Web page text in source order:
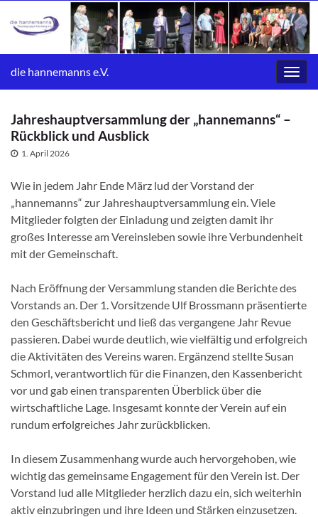
die hannemanns e.V.
Jahreshauptversammlung der „hannemanns“ –
Rückblick und Ausblick
1. April 2026
Wie in jedem Jahr Ende März lud der Vorstand der
„hannemanns“ zur Jahreshauptversammlung ein. Viele
Mitglieder folgten der Einladung und zeigten damit ihr
großes Interesse am Vereinsleben sowie ihre Verbundenheit
mit der Gemeinschaft.
Nach Eröffnung der Versammlung standen die Berichte des
Vorstands an. Der 1. Vorsitzende Ulf Brossmann präsentierte
den Geschäftsbericht und ließ das vergangene Jahr Revue
passieren. Dabei wurde deutlich, wie vielfältig und erfolgreich
die Aktivitäten des Vereins waren. Ergänzend stellte Susan
Schmorl, verantwortlich für die Finanzen, den Kassenbericht
vor und gab einen transparenten Überblick über die
wirtschaftliche Lage. Insgesamt konnte der Verein auf ein
rundum erfolgreiches Jahr zurückblicken.
In diesem Zusammenhang wurde auch hervorgehoben, wie
wichtig das gemeinsame Engagement für den Verein ist. Der
Vorstand lud alle Mitglieder herzlich dazu ein, sich weiterhin
aktiv einzubringen und ihre Ideen und Stärken einzusetzen.